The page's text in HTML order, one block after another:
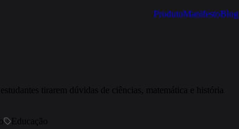
ProdutoManifestoBlog
tirarem dúvidas de ciências, matemática e história
Educação